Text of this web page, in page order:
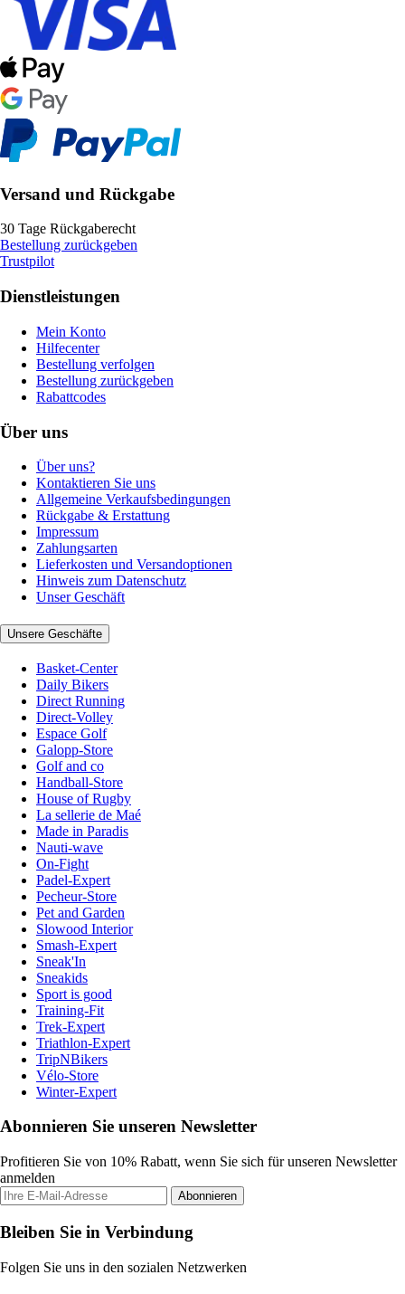
Versand und Rückgabe
30 Tage Rückgaberecht
Bestellung zurückgeben
Trustpilot
Dienstleistungen
Mein Konto
Hilfecenter
Bestellung verfolgen
Bestellung zurückgeben
Rabattcodes
Über uns
Über uns?
Kontaktieren Sie uns
Allgemeine Verkaufsbedingungen
Rückgabe & Erstattung
Impressum
Zahlungsarten
Lieferkosten und Versandoptionen
Hinweis zum Datenschutz
Unser Geschäft
Unsere Geschäfte
Basket-Center
Daily Bikers
Direct Running
Direct-Volley
Espace Golf
Galopp-Store
Golf and co
Handball-Store
House of Rugby
La sellerie de Maé
Made in Paradis
Nauti-wave
On-Fight
Padel-Expert
Pecheur-Store
Pet and Garden
Slowood Interior
Smash-Expert
Sneak'In
Sneakids
Sport is good
Training-Fit
Trek-Expert
Triathlon-Expert
TripNBikers
Vélo-Store
Winter-Expert
Abonnieren Sie unseren Newsletter
Profitieren Sie von 10% Rabatt, wenn Sie sich für unseren Newsletter
anmelden
Abonnieren
Bleiben Sie in Verbindung
Folgen Sie uns in den sozialen Netzwerken